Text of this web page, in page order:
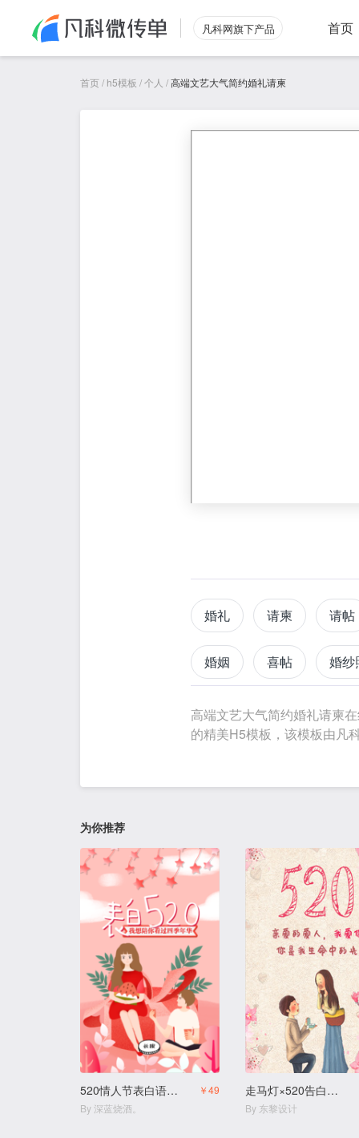
凡科网旗下产品 首页
首页/ h5模板 /个人 /高端文艺大气简约婚礼请柬
婚礼 请柬 请帖
婚姻 喜帖 婚纱
高端文艺大气简约婚礼请柬
的精美H5模板，该模板由凡
为你推荐
520情人节表白语录商家宣传H5
￥49
By 深蓝烧酒。
走马灯×520告白模板电子贺卡
By 东黎设计